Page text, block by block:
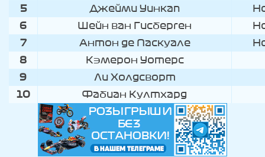
5
Джейми Уинкап
6
Шейн ван Гисберген
7
Антон де Паскуале
8
Кэмерон Уотерс
9
Ли Холдсворт
10
Фабиан Култхард